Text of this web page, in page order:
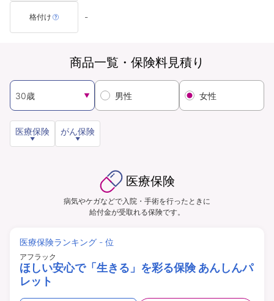
コラム
イオンカード会員さま専用保険
格付け -
商品一覧・保険料見積り
男性 女性
医療保険 がん保険
医療保険
病気やケガなどで入院・手術を行ったときに
給付金が受取れる保険です。
医療保険ランキング - 位
アフラック
ほしい安心で「生きる」を彩る保険 あんしんパ
レット